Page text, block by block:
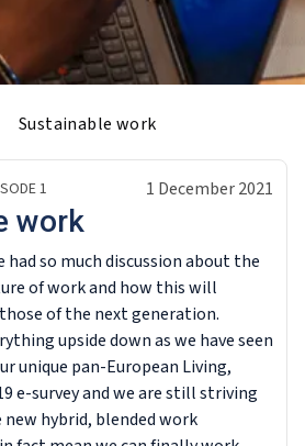
Sustainable work
1 1 December 2021
work
had so much discussion about the
of work and how this will
of the next generation.
upside down as we have seen
unique pan-European Living,
e-survey and we are still striving
hybrid, blended work